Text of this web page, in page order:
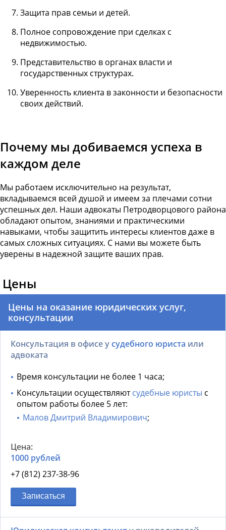
Защита прав семьи и детей.
Полное сопровождение при сделках с
недвижимостью.
Представительство в органах власти и
государственных структурах.
Уверенность клиента в законности и безопасности
своих действий.
Почему мы добиваемся успеха в
каждом деле
Мы работаем исключительно на результат,
вкладываемся всей душой и имеем за плечами сотни
успешных дел. Наши адвокаты Петродворцового района
обладают опытом, знаниями и практическими
навыками, чтобы защитить интересы клиентов даже в
самых сложных ситуациях. С нами вы можете быть
уверены в надежной защите ваших прав.
Цены
Цены на оказание юридических услуг,
консультации
Консультация в офисе усудебного юриста или
адвоката
Время консультации не более 1 часа;
Консультации осуществляютсудебные юристы с
опытом работы более 5 лет:
Малов Дмитрий Владимирович;
1000 рублей
+7 (812) 237-38-96
Записаться